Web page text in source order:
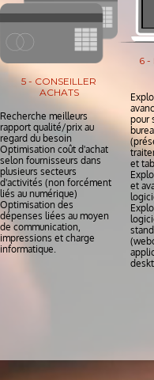
5 - CONSEILLER
ACHATS
Recherche meilleurs
rapport qualité/prix au
regard du besoin
Optimisation coût d'achat
selon fournisseurs dans
plusieurs secteurs
d'activités (non forcément
liés au numérique)
Optimisation des
dépenses liées au moyen
de communication,
impressions et charge
informatique.
6 -
pour
et
et